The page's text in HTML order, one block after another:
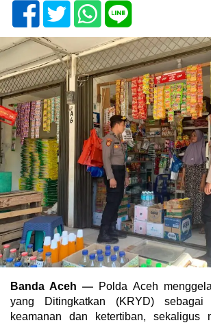
Banda Aceh — Polda Aceh
yang Ditingkatkan (KRYD) sebagai
keamanan dan ketertiban, sekaligus